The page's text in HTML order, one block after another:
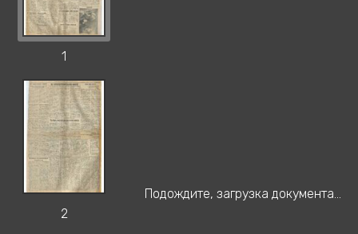
1
2
Подождите, загрузка документа...